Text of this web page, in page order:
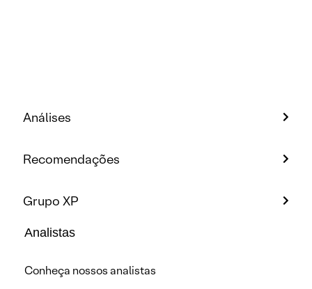
Análises
Recomendações
Grupo XP
Analistas
Conheça nossos analistas